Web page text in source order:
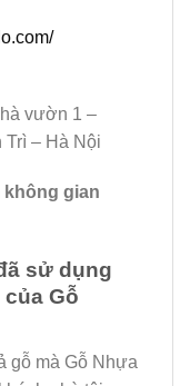
vườn 1 –
Trì – Hà Nội
gian
sử dụng
Gỗ
gỗ mà Gỗ Nhựa